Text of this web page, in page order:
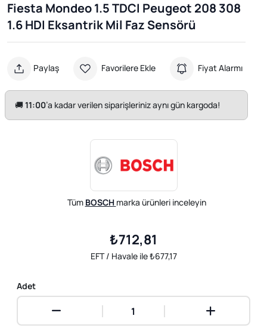
Fiesta Mondeo 1.5 TDCI Peugeot 208 308
1.6 HDI Eksantrik Mil Faz Sensörü
Paylaş Favorilere Ekle Fiyat Alarmı
🚚11:00’a kadar verilen siparişleriniz aynı gün kargoda!
Tüm BOSCH marka ürünleri inceleyin
₺712,81
EFT / Havale ile ₺677,17
Adet